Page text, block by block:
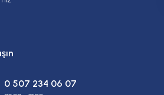
0 507 234 06 07